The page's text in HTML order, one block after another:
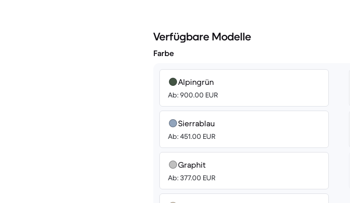
Verfügbare Modelle
Farbe
Alpingrün
Ab: 900.00 EUR
Sierrablau
Ab: 451.00 EUR
Graphit
Ab: 377.00 EUR